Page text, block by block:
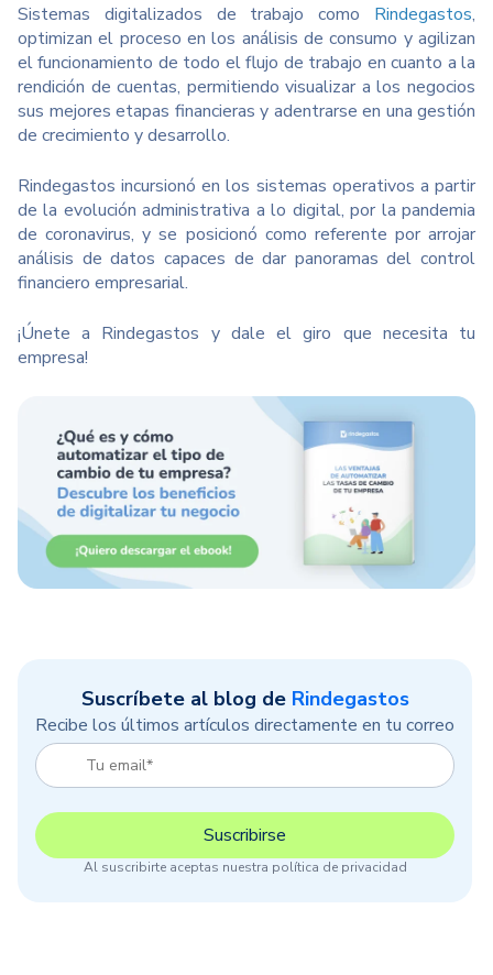
Suscríbete al blog de Rindegastos
Recibe los últimos artículos directamente en tu correo
Al suscribirte aceptas nuestra política de privacidad
Sistemas digitalizados de trabajo como Rindegastos,
optimizan el proceso en los análisis de consumo y agilizan
el funcionamiento de todo el flujo de trabajo en cuanto a la
rendición de cuentas, permitiendo visualizar a los negocios
sus mejores etapas financieras y adentrarse en una gestión
de crecimiento y desarrollo.
Rindegastos incursionó en los sistemas operativos a partir
de la evolución administrativa a lo digital, por la pandemia
de coronavirus, y se posicionó como referente por arrojar
análisis de datos capaces de dar panoramas del control
financiero empresarial.
¡Únete a Rindegastos y dale el giro que necesita tu
empresa!